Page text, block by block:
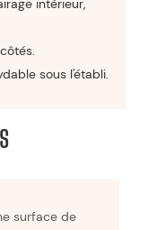
intérieur,
sous l'établi.
surface de